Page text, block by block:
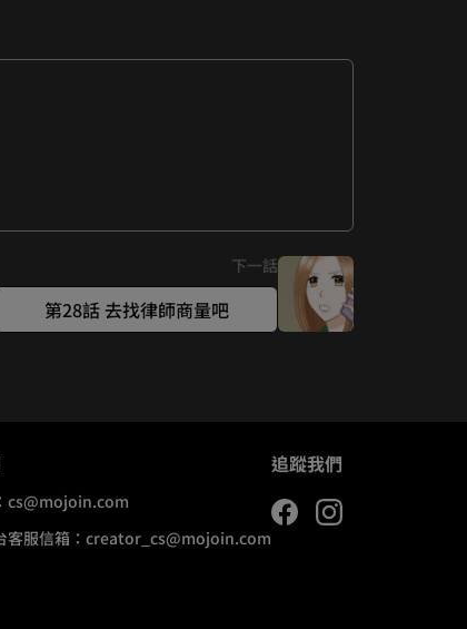
下一話
第28話 去找律師商量吧
cs@mojoin.com
服信箱： creator_cs@mojoin.com
追蹤我們